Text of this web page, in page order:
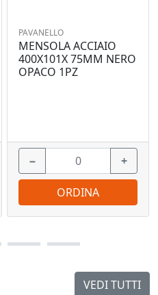
VEDI TUTTI
PAVANELLO
MENSOLA ACCIAIO
400X101X 75MM NERO
OPACO 1PZ
− +
ORDINA